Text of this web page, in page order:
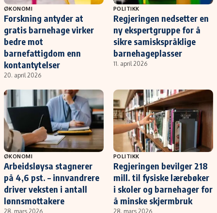
ØKONOMI
Forskning antyder at
gratis barnehage virker
bedre mot
barnefattigdom enn
kontantytelser
20. april 2026
POLITIKK
Regjeringen nedsetter en
ny ekspertgruppe for å
sikre samiskspråklige
barnehageplasser
11. april 2026
ØKONOMI
Arbeidsløysa stagnerer
på 4,6 pst. – innvandrere
driver veksten i antall
lønnsmottakere
28. mars 2026
POLITIKK
Regjeringen bevilger 218
mill. til fysiske lærebøker
i skoler og barnehager for
å minske skjermbruk
28. mars 2026